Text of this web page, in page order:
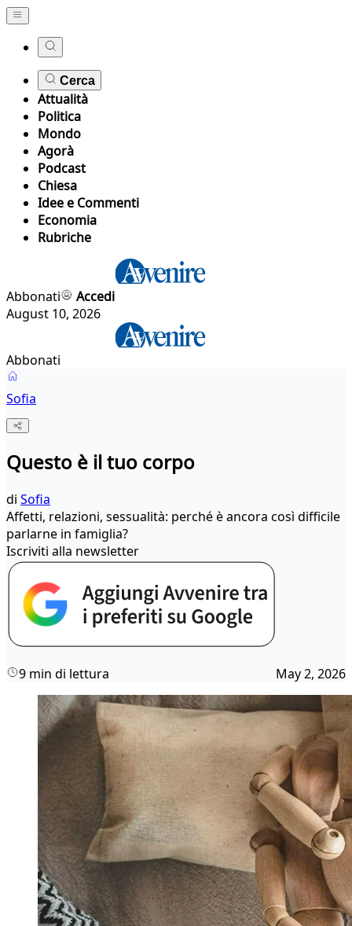
Cerca
Attualità
Politica
Mondo
Agorà
Podcast
Chiesa
Idee e Commenti
Economia
Rubriche
Abbonati
Accedi
August 10, 2026
Abbonati
Sofia
Questo è il tuo corpo
di Sofia
Affetti, relazioni, sessualità: perché è ancora così difficile
parlarne in famiglia?
Iscriviti alla newsletter
9 min di lettura May 2, 2026